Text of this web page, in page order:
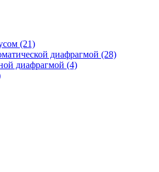
(21)
диафрагмой (28)
диафрагмой (4)